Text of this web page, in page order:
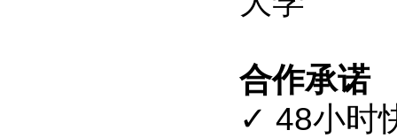
合作承诺
✓ 48小时